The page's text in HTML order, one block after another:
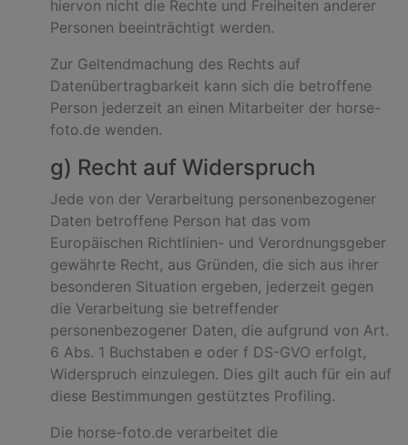
hiervon nicht die Rechte und Freiheiten anderer
Personen beeinträchtigt werden.
Zur Geltendmachung des Rechts auf
Datenübertragbarkeit kann sich die betroffene
Person jederzeit an einen Mitarbeiter der horse-
foto.de wenden.
g) Recht auf Widerspruch
Jede von der Verarbeitung personenbezogener
Daten betroffene Person hat das vom
Europäischen Richtlinien- und Verordnungsgeber
gewährte Recht, aus Gründen, die sich aus ihrer
besonderen Situation ergeben, jederzeit gegen
die Verarbeitung sie betreffender
personenbezogener Daten, die aufgrund von Art.
6 Abs. 1 Buchstaben e oder f DS-GVO erfolgt,
Widerspruch einzulegen. Dies gilt auch für ein auf
diese Bestimmungen gestütztes Profiling.
Die horse-foto.de verarbeitet die